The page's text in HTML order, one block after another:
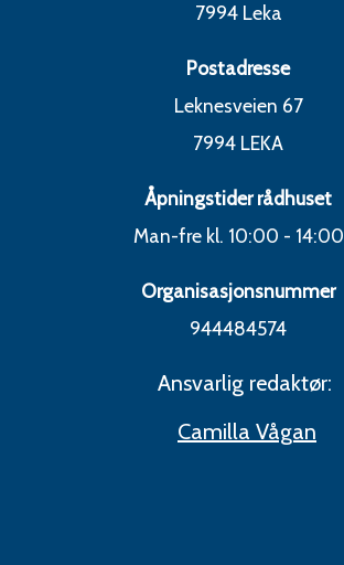
7994 Leka
Postadresse
Leknesveien 67
7994 LEKA
Åpningstider rådhuset
Man-fre kl. 10:00 - 14:00
Organisasjonsnummer
944484574
Ansvarlig redaktør:
Camilla Vågan